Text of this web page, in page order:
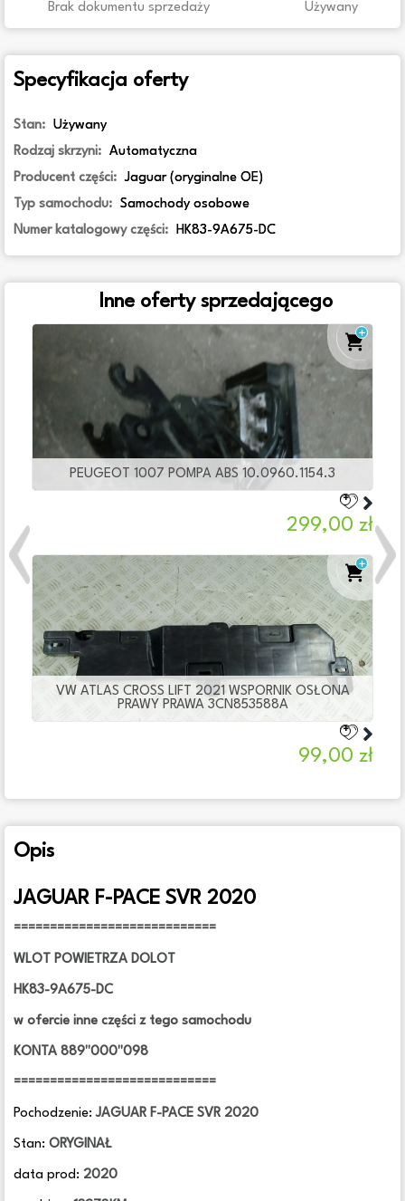
Brak dokumentu sprzedaży Używany
Specyfikacja oferty
Stan: Używany
Rodzaj skrzyni: Automatyczna
Producent części: Jaguar (oryginalne OE)
Typ samochodu: Samochody osobowe
Numer katalogowy części: HK83-9A675-DC
Inne oferty sprzedającego
PEUGEOT 1007 POMPA ABS 10.0960.1154.3
299,00 zł
VW ATLAS CROSS LIFT 2021 WSPORNIK OSŁONA
PRAWY PRAWA 3CN853588A
99,00 zł
Previous
Opis
JAGUAR F-PACE SVR 2020
============================
WLOT POWIETRZA DOLOT
HK83-9A675-DC
w ofercie inne części z tego samochodu
KONTA 889"000"098
============================
Pochodzenie:JAGUAR F-PACE SVR 2020
Stan: ORYGINAŁ
data prod: 2020